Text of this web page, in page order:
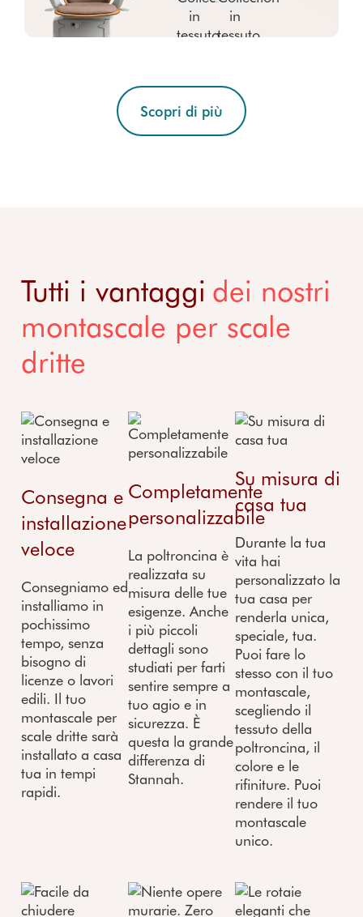
Scopri di più
Tutti i vantaggi dei nostri
montascale per scale
dritte
Consegna e
installazione
veloce
Consegniamo ed
installiamo in
pochissimo
tempo, senza
bisogno di
licenze o lavori
edili. Il tuo
montascale per
scale dritte sarà
installato a casa
tua in tempi
rapidi.
Completamente
personalizzabile
La poltroncina è
realizzata su
misura delle tue
esigenze. Anche
i più piccoli
dettagli sono
studiati per farti
sentire sempre a
tuo agio e in
sicurezza. È
questa la grande
differenza di
Stannah.
Su misura di
casa tua
Durante la tua
vita hai
personalizzato la
tua casa per
renderla unica,
speciale, tua.
Puoi fare lo
stesso con il tuo
montascale,
scegliendo il
tessuto della
poltroncina, il
colore e le
rifiniture. Puoi
rendere il tuo
montascale
unico.